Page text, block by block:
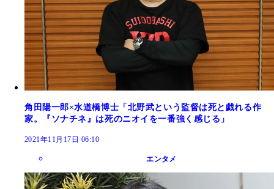
角田陽一郎×水道橋博士「北野武という監督は死と戯れる作
家。『ソナチネ』は死のニオイを一番強く感じる」
2021年11月17日 06:10
エンタメ